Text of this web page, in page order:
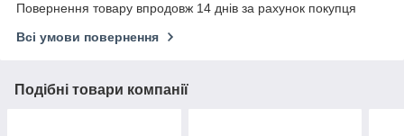
Повернення товару впродовж 14 днів за рахунок покупця
Всі умови повернення
Подібні товари компанії